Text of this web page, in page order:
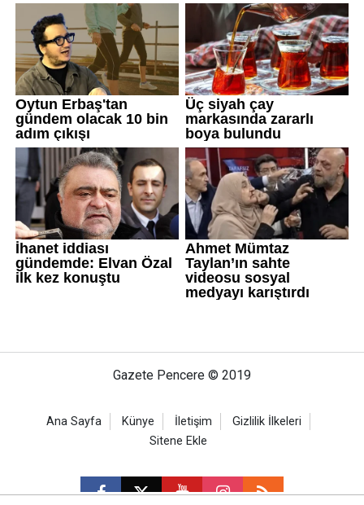
Gazete Pencere © 2019
Ana Sayfa Künye İletişim
Gizlilik İlkeleri
Sitene Ekle